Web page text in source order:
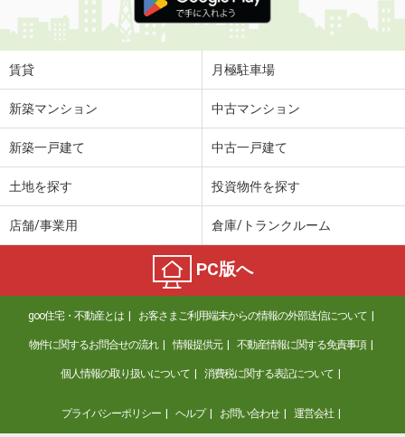
価 格
4.50万円
岩手県北上市里分
価 格
4.50万円
岩手県北上市里分
専有面積 28m²
住 所
岩手県盛岡市浅岸３
専有面積
57.63m²
賃貸 月極駐車場
新築マンション 中古マンション
新築一戸建て 中古一戸建て
土地を探す 投資物件を探す
店舗/事業用 倉庫/トランクルーム
PC版へ
goo住宅・不動産とは お客さまご利用端末からの情報の外部送信について
物件に関するお問合せの流れ 情報提供元 不動産情報に関する免責事項
個人情報の取り扱いについて 消費税に関する表記について
プライバシーポリシー ヘルプ お問い合わせ 運営会社